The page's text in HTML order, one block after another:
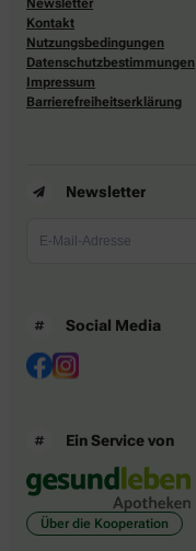
Newsletter
Kontakt
Nutzungsbedingungen
Datenschutzbestimmungen
Impressum
Barrierefreiheitserklärung
Newsletter
Social Media
Ein Service von
Über die Kooperation